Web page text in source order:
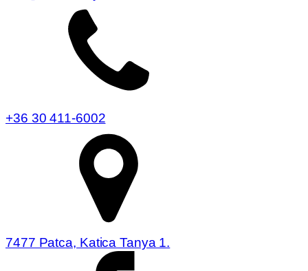
+36 30 411-6002
7477 Patca, Katica Tanya 1.